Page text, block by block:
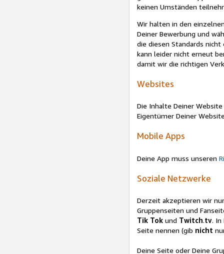
keinen Umständen
Wir halten in den
Deiner Bewerbung und
die diesen Standards
kann leider nicht erneut
damit wir die richtigen
Websites
Die Inhalte Deiner
Eigentümer Deiner
Mobile Apps
Deine App muss unseren
Soziale Netzwerke
Derzeit akzeptieren wir
Gruppenseiten und
Tik Tokund Twitch.tv. In
Seite nennen (gib nicht
Deine Seite oder Deine